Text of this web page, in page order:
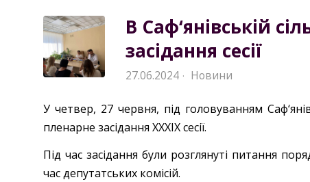
В Саф‘янівській
засідання сесії
27.06.2024 · Новини
У четвер, 27 червня, під головуванням
пленарне засідання XXXIX сесії.
Під час засідання були розглянуті питання
час депутатських комісій.